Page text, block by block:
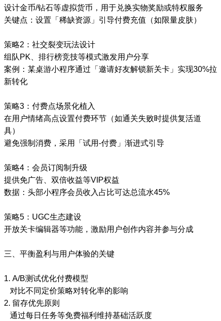
设计金币/钻石等虚拟货币，用于兑换实物奖励或特权服务
关键点：设置「稀缺资源」引导付费充值（如限量皮肤）
策略2：社交裂变玩法设计
组队PK、排行榜竞技等模式激发用户分享
案例：某桌游小程序通过「邀请好友解锁新关卡」实现30%拉
新转化
策略3：付费点场景化植入
在用户情绪高点设置付费环节（如通关失败时提供复活道
具）
避免强制消费，采用「试用-付费」渐进式引导
策略4：会员订阅制升级
提供免广告、双倍收益等VIP权益
数据：头部小程序会员收入占比可达总流水45%
策略5：UGC生态建设
开放关卡编辑器等功能，激励用户创作内容并参与分成
三、平衡盈利与用户体验的关键
1. A/B测试优化付费模型
对比不同定价策略对转化率的影响
2. 留存优先原则
通过每日任务等免费福利维持基础活跃度